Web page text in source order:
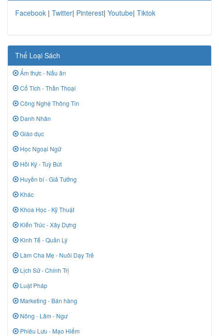
Facebook | Twitter| Pinterest| Youtube| Tiktok
Thể Loại Sách
Ẩm thực - Nấu ăn
Cổ Tích - Thần Thoại
Công Nghệ Thông Tin
Danh Nhân
Giáo dục
Học Ngoại Ngữ
Hồi Ký - Tuỳ Bút
Huyền bí - Giả Tưởng
Khác
Khoa Học - Kỹ Thuật
Kiến Trúc - Xây Dựng
Kinh Tế - Quản Lý
Làm Cha Mẹ - Nuôi Dạy Trẻ
Lịch Sử - Chính Trị
Luật Pháp
Marketing - Bán hàng
Nông - Lâm - Ngư
Phiêu Lưu - Mạo Hiểm